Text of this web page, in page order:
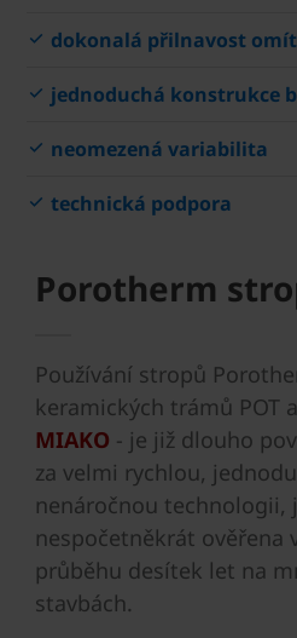
dokonalá přilnavost
jednoduchá konstrukce
neomezená variabilita
technická podpora
Porotherm
Používání stropů
keramických trámů POT a
MIAKO - je již dlouho
za velmi rychlou,
nenáročnou technologii,
nespočetněkrát ověřena
průběhu desítek let na
stavbách.